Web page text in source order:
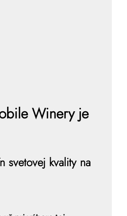
Winery je
svetovej kvality na